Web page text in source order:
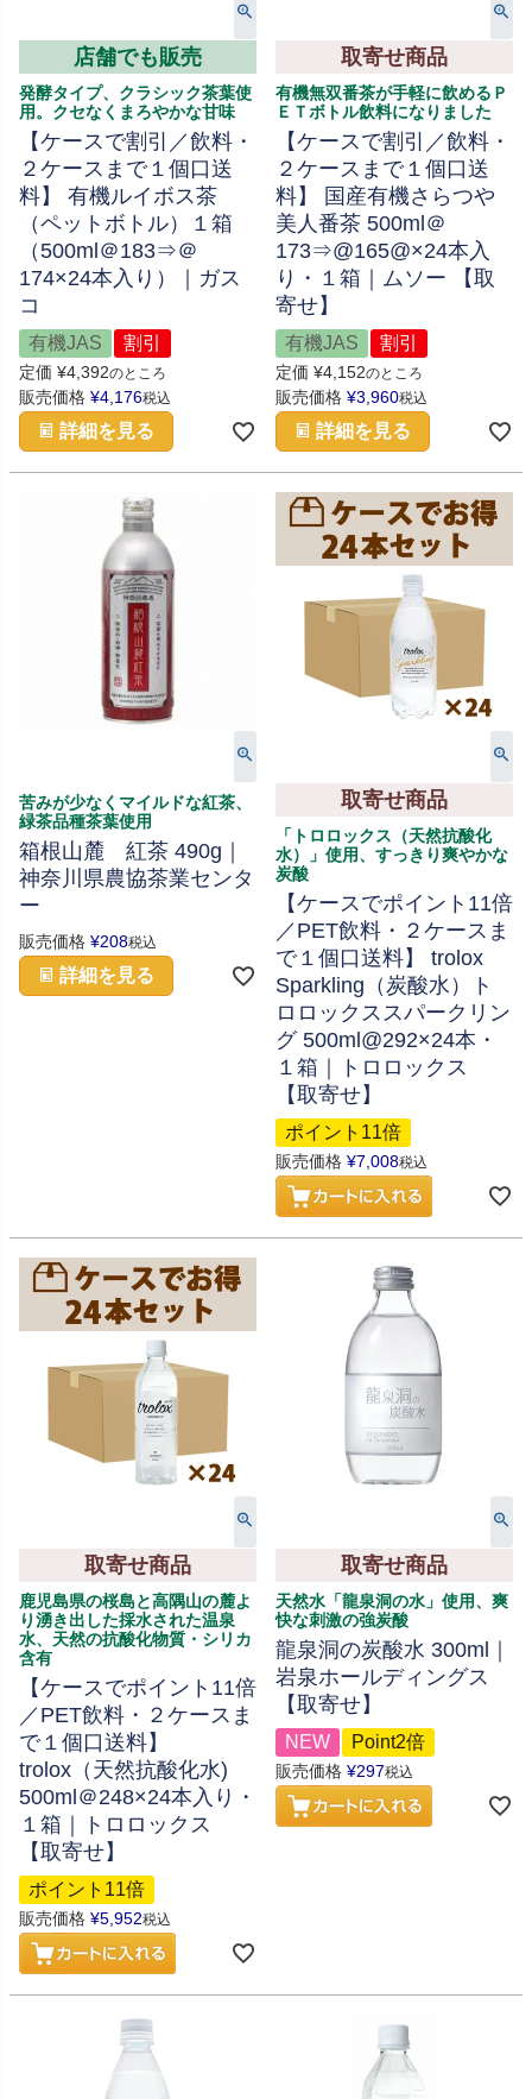
店舗でも販売
発酵タイプ、クラシック茶葉使
用。クセなくまろやかな甘味
【ケースで割引／飲料・
２ケースまで１個口送
料】 有機ルイボス茶
（ペットボトル）１箱
（500ml＠183⇒＠
174×24本入り）｜ガス
コ
有機JAS 割引
定価 ¥4,392のところ
販売価格 ¥4,176税込
詳細を見る
取寄せ商品
有機無双番茶が手軽に飲めるＰ
ＥＴボトル飲料になりました
【ケースで割引／飲料・
２ケースまで１個口送
料】 国産有機さらつや
美人番茶 500ml＠
173⇒@165@×24本入
り・１箱｜ムソー 【取
寄せ】
有機JAS 割引
定価 ¥4,152のところ
販売価格 ¥3,960税込
詳細を見る
苦みが少なくマイルドな紅茶、
緑茶品種茶葉使用
箱根山麓 紅茶 490g｜
神奈川県農協茶業センタ
ー
販売価格 ¥208税込
詳細を見る
取寄せ商品
「トロロックス（天然抗酸化
水）」使用、すっきり爽やかな
炭酸
【ケースでポイント11倍
／PET飲料・２ケースま
で１個口送料】 trolox
Sparkling（炭酸水）ト
ロロックススパークリン
グ 500ml@292×24本・
１箱｜トロロックス
【取寄せ】
ポイント11倍
販売価格 ¥7,008税込
取寄せ商品
鹿児島県の桜島と高隅山の麓よ
り湧き出した採水された温泉
水、天然の抗酸化物質・シリカ
含有
【ケースでポイント11倍
／PET飲料・２ケースま
で１個口送料】
trolox（天然抗酸化水)
500ml＠248×24本入り・
１箱｜トロロックス
【取寄せ】
ポイント11倍
販売価格 ¥5,952税込
取寄せ商品
天然水「龍泉洞の水」使用、爽
快な刺激の強炭酸
龍泉洞の炭酸水 300ml｜
岩泉ホールディングス
【取寄せ】
NEW Point2倍
販売価格 ¥297税込